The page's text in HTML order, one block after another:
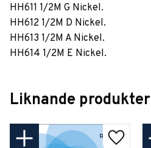
HH611 1/2M G Nickel.
HH612 1/2M D Nickel.
HH613 1/2M A Nickel.
HH614 1/2M E Nickel.
Liknande produkter